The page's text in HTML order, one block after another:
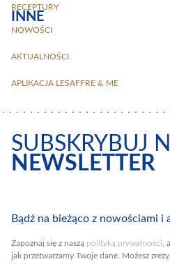
RECEPTURY
INNE
NOWOŚCI
AKTUALNOŚCI
APLIKACJA LESAFFRE & ME
SUBSKRYBUJ
NEWSLETTER
Bądź na bieżąco z nowościami i
Zapoznaj się z naszą polityką prywatności ,
jak przetwarzamy Twoje dane. Możesz